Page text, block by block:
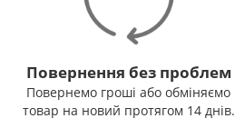
Повернення без проблем
Повернемо гроші або обміняємо
товар на новий протягом 14 днів.